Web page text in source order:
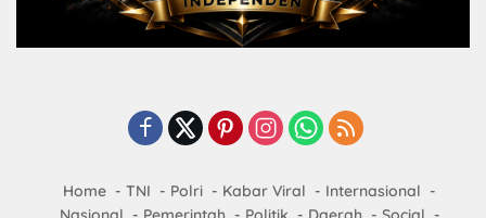
Home TNI Polri Kabar Viral
Internasional